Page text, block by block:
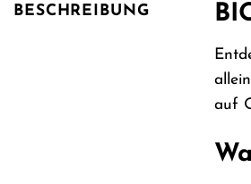
BESCHREIBUNG
auf